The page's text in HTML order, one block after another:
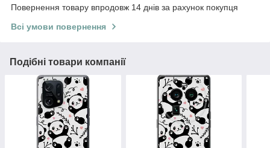
Повернення товару впродовж 14 днів за рахунок покупця
Всі умови повернення
Подібні товари компанії